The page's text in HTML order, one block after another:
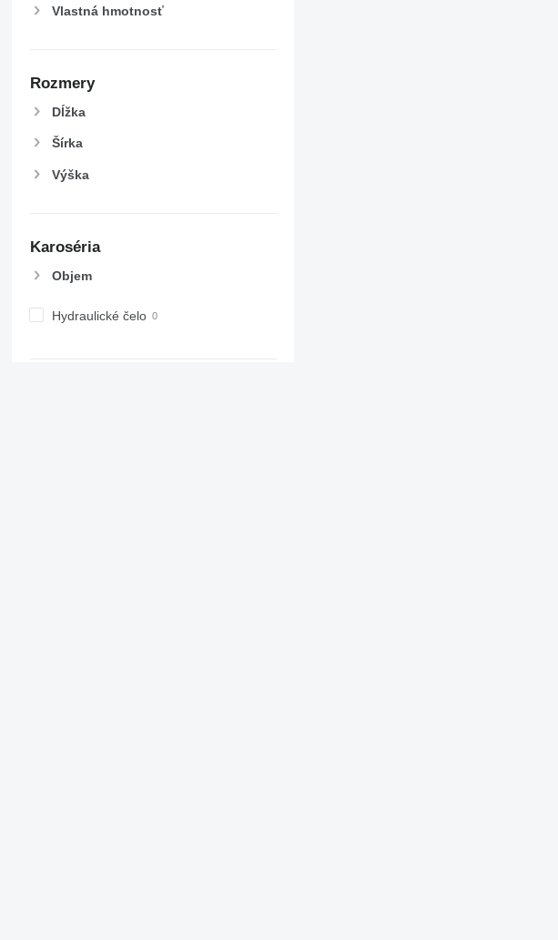
Vlastná hmotnosť
Rozmery
Dĺžka
Šírka
Výška
Karoséria
Objem
Hydraulické čelo